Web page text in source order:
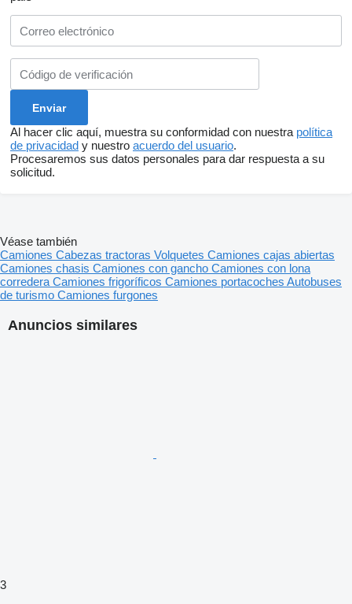
Al hacer clic aquí, muestra su conformidad con nuestra política
de privacidad y nuestro acuerdo del usuario.
Procesaremos sus datos personales para dar respuesta a su
solicitud.
Anuncios similares
3
Véase también
Camiones Cabezas tractoras Volquetes Camiones cajas abiertas
Camiones chasis Camiones con gancho Camiones con lona
corredera Camiones frigoríficos Camiones portacoches Autobuses
de turismo Camiones furgones